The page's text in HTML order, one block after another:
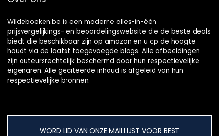
Wildeboeken.be is een moderne alles-in-één
prijsvergelijkings- en beoordelingswebsite die de beste deals
biedt die beschikbaar zijn op amazon en u op de hoogte
houdt via de laatst toegevoegde blogs. Alle afbeeldingen
zijn auteursrechtelijk beschermd door hun respectievelijke
eigenaren. Alle geciteerde inhoud is afgeleid van hun
respectievelijke bronnen.
WORD LID VAN ONZE MAILLIJST VOOR BEST